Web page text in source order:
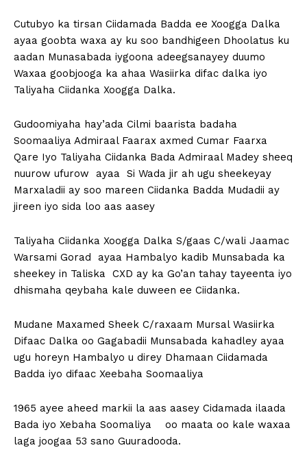
Cutubyo ka tirsan Ciidamada Badda ee Xoogga Dalka
ayaa goobta waxa ay ku soo bandhigeen Dhoolatus ku
aadan Munasabada iygoona adeegsanayey duumo
Waxaa goobjooga ka ahaa Wasiirka difac dalka iyo
Taliyaha Ciidanka Xoogga Dalka.
Gudoomiyaha hay’ada Cilmi baarista badaha
Soomaaliya Admiraal Faarax axmed Cumar Faarxa
Qare Iyo Taliyaha Ciidanka Bada Admiraal Madey sheeq
nuurow ufurow ayaa Si Wada jir ah ugu sheekeyay
Marxaladii ay soo mareen Ciidanka Badda Mudadii ay
jireen iyo sida loo aas aasey
Taliyaha Ciidanka Xoogga Dalka S/gaas C/wali Jaamac
Warsami Gorad ayaa Hambalyo kadib Munsabada ka
sheekey in Taliska CXD ay ka Go’an tahay tayeenta iyo
dhismaha qeybaha kale duween ee Ciidanka.
Mudane Maxamed Sheek C/raxaam Mursal Wasiirka
Difaac Dalka oo Gagabadii Munsabada kahadley ayaa
ugu horeyn Hambalyo u direy Dhamaan Ciidamada
Badda iyo difaac Xeebaha Soomaaliya
1965 ayee aheed markii la aas aasey Cidamada ilaada
Bada iyo Xebaha Soomaliya oo maata oo kale waxaa
laga joogaa 53 sano Guuradooda.